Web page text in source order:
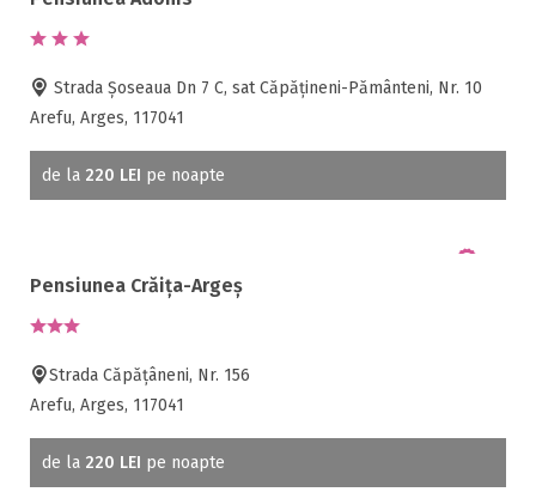
Strada Șoseaua Dn 7 C, sat Căpățineni-Pământeni, Nr. 10
Arefu, Arges, 117041
de la 220 LEI pe noapte
Pensiunea Crăița-Argeș
Strada Căpățâneni, Nr. 156
Arefu, Arges, 117041
de la 220 LEI pe noapte